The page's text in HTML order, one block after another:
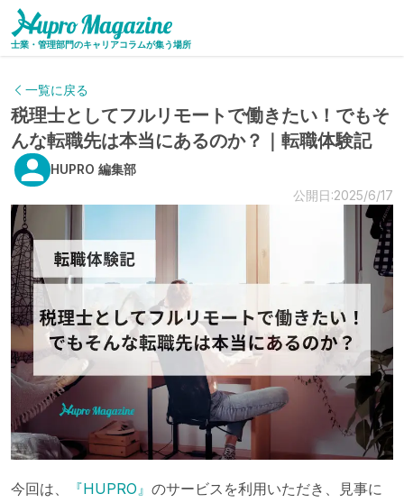
士業・管理部門のキャリアコラムが集う場所
一覧に戻る
税理士としてフルリモートで働きたい！でもそ
んな転職先は本当にあるのか？｜転職体験記
HUPRO 編集部
公開日:2025/6/17
今回は、 『HUPRO』 のサービスを利用いただき、見事に